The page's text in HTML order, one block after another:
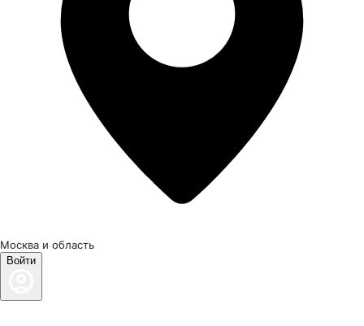
Москва и область
Войти